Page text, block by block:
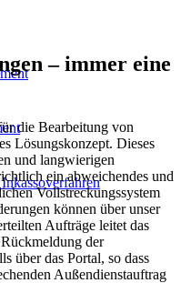
– immer eine
die Bearbeitung von
Lösungskonzept. Dieses
und langwierigen
ein abweichendes und
Vollstreckungssystem
können über unser
Aufträge leitet das
der
über das Portal, so dass
Außendienstauftrag